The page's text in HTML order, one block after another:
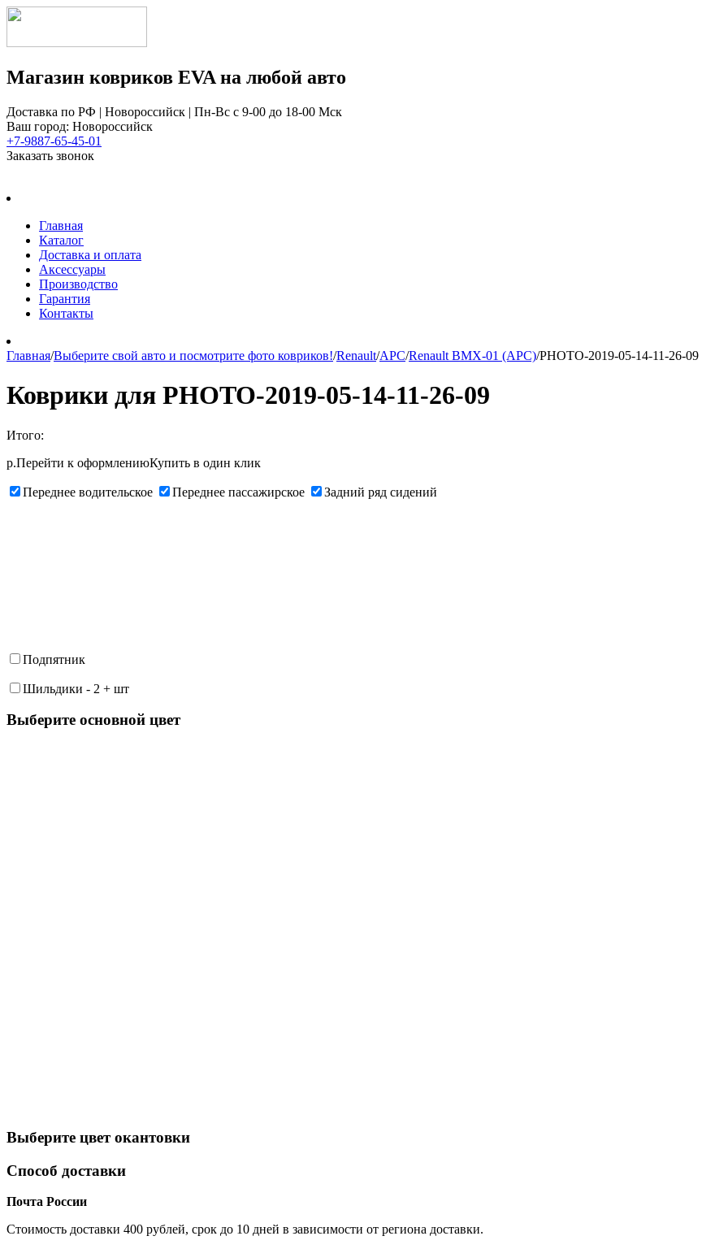
Магазин ковриков EVA ​на любой авто
Доставка по РФ | Новороссийск | Пн-Вс с 9-00 до 18-00 Мск
Ваш город: Новороссийск
+7-9887-65-45-01
Заказать звонок
Главная
Каталог
Доставка и оплата
Аксессуары
Производство
Гарантия
Контакты
Главная/Выберите свой авто и посмотрите фото ковриков!/Renault/APC/Renault BMX-01 (APC)/PHOTO-2019-05-14-11-26-09
Коврики для PHOTO-2019-05-14-11-26-09
Итого:
р.Перейти к оформлениюКупить в один клик
Переднее водительское Переднее пассажирское Задний ряд сидений
Подпятник
Шильдики - 2 + шт
Выберите oсновной цвет
Выберите цвет окантовки
Способ доставки
Почта России
Cтоимость доставки 400 рублей, срок до 10 дней в зависимости от региона доставки.